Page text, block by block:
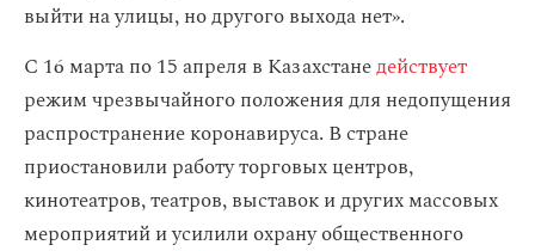
выйти на улицы, но другого выхода нет».
​С 16 марта по 15 апреля в Казахстанедействует
режим чрезвычайного положения для недопущения
распространение коронавируса. В стране
приостановили работу торговых центров,
кинотеатров, театров, выставок и других массовых
мероприятий и усилили охрану общественного